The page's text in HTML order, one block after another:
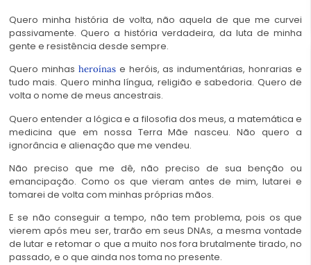
Quero minha história de volta, não aquela de que me curvei
passivamente. Quero a história verdadeira, da luta de minha
gente e resistência desde sempre.
Quero minhas heroínase heróis, as indumentárias, honrarias e
tudo mais. Quero minha língua, religião e sabedoria. Quero de
volta o nome de meus ancestrais.
Quero entender a lógica e a filosofia dos meus, a matemática e
medicina que em nossa Terra Mãe nasceu. Não quero a
ignorância e alienação que me vendeu.
Não preciso que me dê, não preciso de sua benção ou
emancipação. Como os que vieram antes de mim, lutarei e
tomarei de volta com minhas próprias mãos.
E se não conseguir a tempo, não tem problema, pois os que
vierem após meu ser, trarão em seus DNAs, a mesma vontade
de lutar e retomar o que a muito nos fora brutalmente tirado, no
passado, e o que ainda nos toma no presente.